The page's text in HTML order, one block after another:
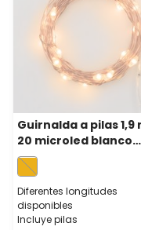
Guirnalda a pilas 1,9
20 microled blanco
extra cálido, cable
cobre, micro
Diferentes longitudes
disponibles
Incluye pilas